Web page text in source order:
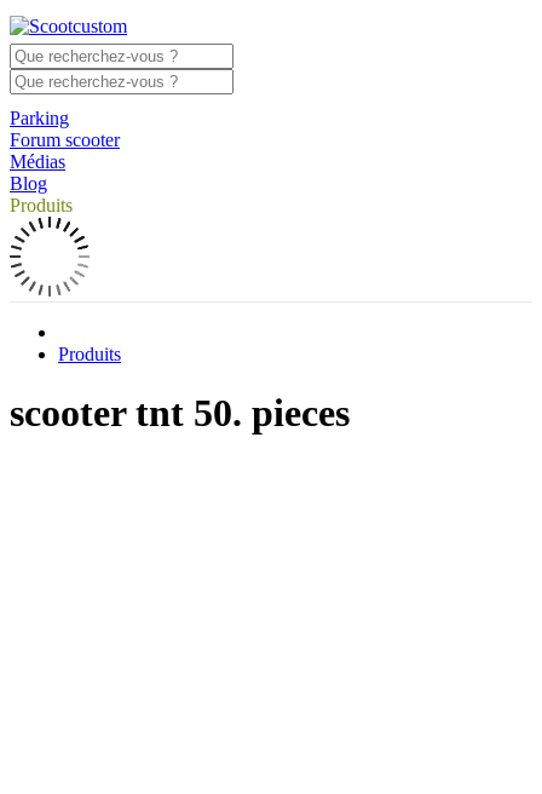
Parking
Forum scooter
Médias
Blog
Produits
Produits
scooter tnt 50. pieces